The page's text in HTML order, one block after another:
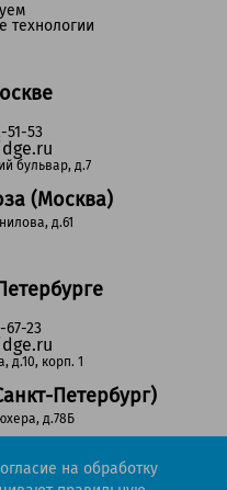
51-53
бульвар, д.7
(Москва)
д.61
67-23
д.10, корп. 1
Петербург)
д.78Б
технологии
на обработку